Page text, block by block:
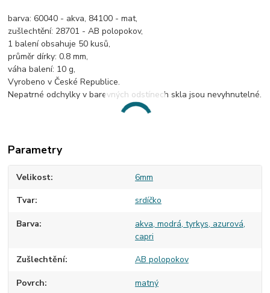
barva: 60040 - akva, 84100 - mat,
zušlechtění: 28701 - AB polopokov,
1 balení obsahuje 50 kusů,
průměr dírky: 0.8 mm,
váha balení: 10 g,
Vyrobeno v České Republice.
Nepatrné odchylky v barevných odstínech skla jsou nevyhnutelné.
Parametry
Velikost 6mm
Tvar srdíčko
Barva
akva, modrá, tyrkys, azurová,
capri
Zušlechtění AB polopokov
Povrch matný